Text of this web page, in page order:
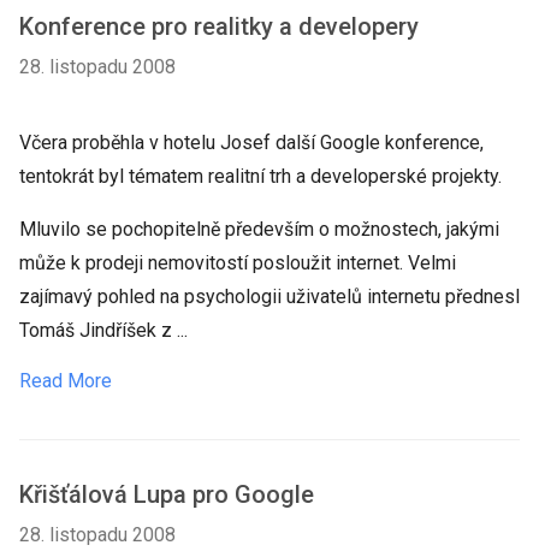
Konference pro realitky a developery
28. listopadu 2008
Včera proběhla v hotelu Josef další Google konference,
tentokrát byl tématem realitní trh a developerské projekty.
Mluvilo se pochopitelně především o možnostech, jakými
může k prodeji nemovitostí posloužit internet. Velmi
zajímavý pohled na psychologii uživatelů internetu přednesl
Tomáš Jindříšek z ...
Read More
Křišťálová Lupa pro Google
28. listopadu 2008